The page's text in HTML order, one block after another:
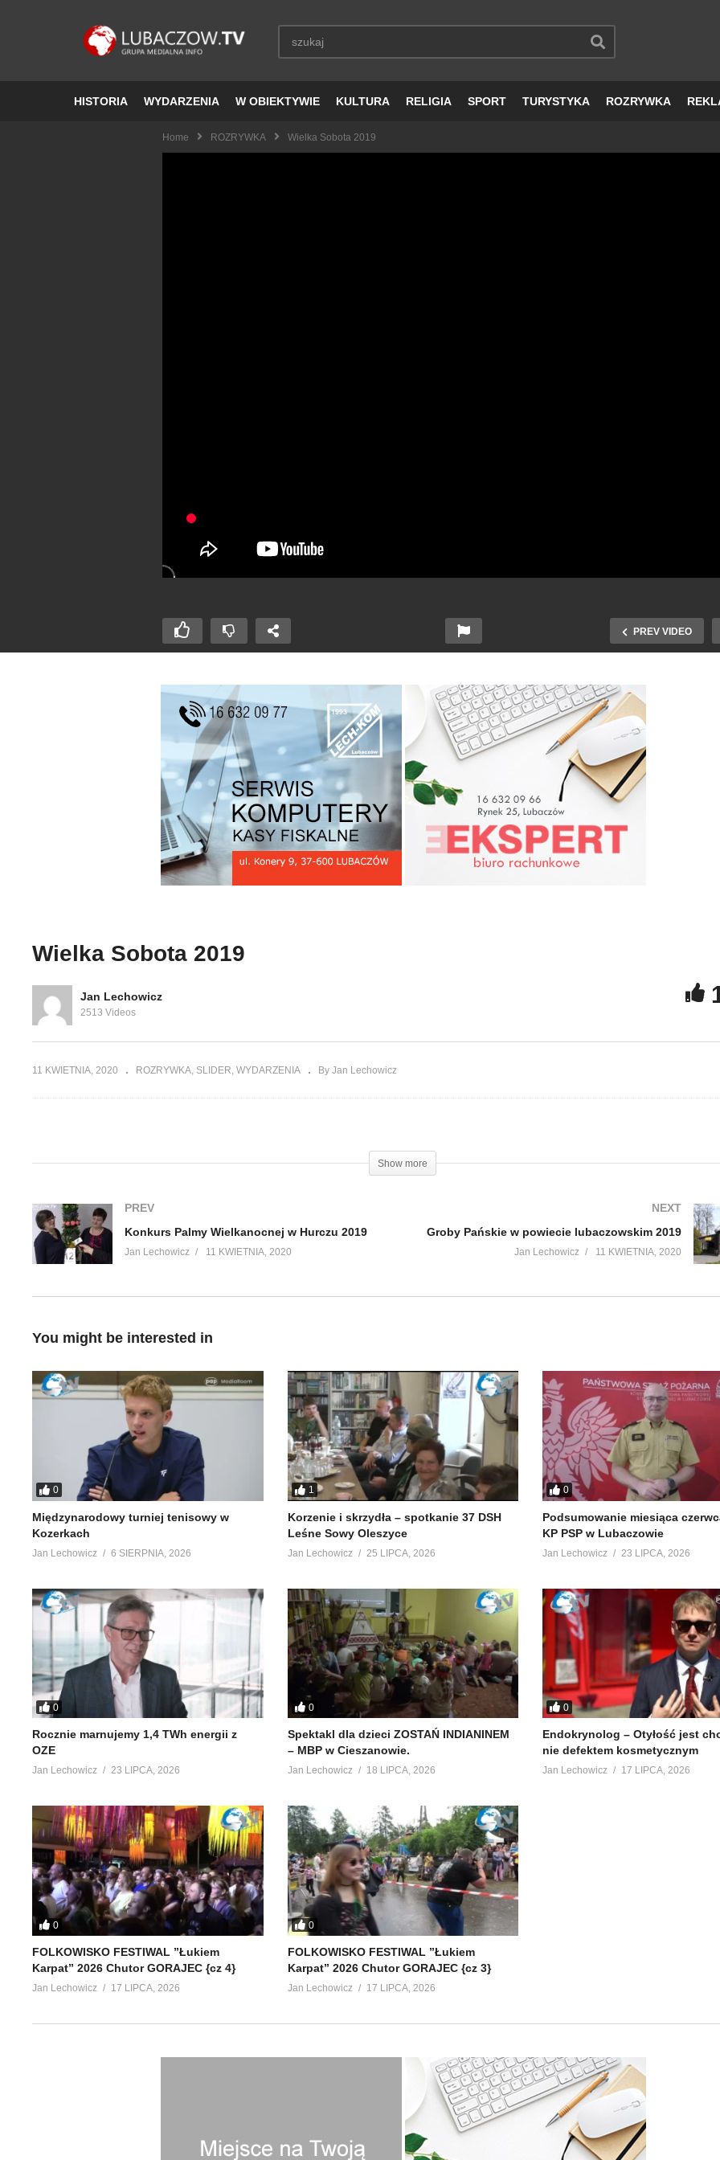
HISTORIA WYDARZENIA W OBIEKTYWIE KULTURA RELIGIA SPORT TURYSTYKA ROZRYWKA
Home ROZRYWKA Wielka Sobota 2019
PREV VIDEO
Kiermasz Wielkanocny w
Lubaczowie 2019
Konkurs Palmy
Wielkanocnej w Hurczu
2019
Wielka Sobota 2019
Wielka Sobota 2019
Jan Lechowicz
2513 Videos
11 KWIETNIA, 2020 ROZRYWKA SLIDER WYDARZENIA By Jan Lechowicz
Show more
PREV
Konkurs Palmy Wielkanocnej w Hurczu 2019
Jan Lechowicz 11 KWIETNIA, 2020
NEXT
Groby Pańskie w powiecie lubaczowskim 2019
Jan Lechowicz 11 KWIETNIA, 2020
You might be interested in
0
Międzynarodowy turniej tenisowy w
Kozerkach
Jan Lechowicz 6 SIERPNIA, 2026
1
Korzenie i skrzydła – spotkanie 37 DSH
Leśne Sowy Oleszyce
Jan Lechowicz 25 LIPCA, 2026
0
Podsumowanie miesiąca
KP PSP w Lubaczowie
Jan Lechowicz 23 LIPCA, 2026
0
Rocznie marnujemy 1,4 TWh energii z
OZE
Jan Lechowicz 23 LIPCA, 2026
0
Spektakl dla dzieci ZOSTAŃ INDIANINEM
– MBP w Cieszanowie.
Jan Lechowicz 18 LIPCA, 2026
0
Endokrynolog – Otyłość jest
nie defektem kosmetycznym
Jan Lechowicz 17 LIPCA, 2026
0
FOLKOWISKO FESTIWAL ”Łukiem
Karpat” 2026 Chutor GORAJEC {cz 4}
Jan Lechowicz 17 LIPCA, 2026
0
FOLKOWISKO FESTIWAL ”Łukiem
Karpat” 2026 Chutor GORAJEC {cz 3}
Jan Lechowicz 17 LIPCA, 2026